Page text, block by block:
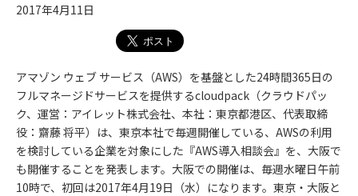
2017年4月11日
アマゾン ウェブ サービス（AWS）を基盤とした24時間365日の
フルマネージドサービスを提供するcloudpack（クラウドパッ
ク、運営：アイレット株式会社、本社：東京都港区、代表取締
役：齋藤 将平）は、東京本社で毎週開催している、AWSの利用
を検討している企業を対象にした『AWS導入相談会』を、大阪で
も開催することを発表します。大阪での開催は、毎週水曜日午前
10時で、初回は2017年4月19日（水）になります。東京・大阪と